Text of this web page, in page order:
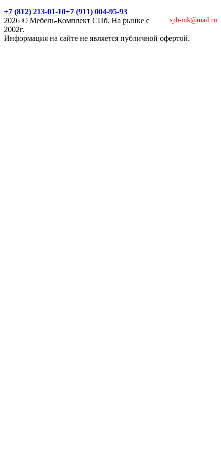
+7 (812) 213-01-10+7 (911) 004-95-93
spb-mk@mail.ru
2026 © Мебель-Комплект СПб. На рынке с
2002г.
Информация на сайте не является публичной офертой.